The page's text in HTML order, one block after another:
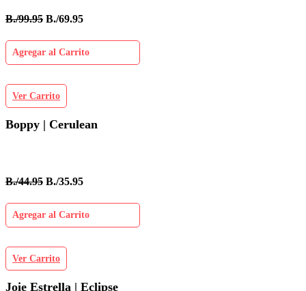
B./99.95 B./69.95
Agregar al Carrito
Ver Carrito
Boppy | Cerulean
B./44.95 B./35.95
Agregar al Carrito
Ver Carrito
Joie Estrella | Eclipse